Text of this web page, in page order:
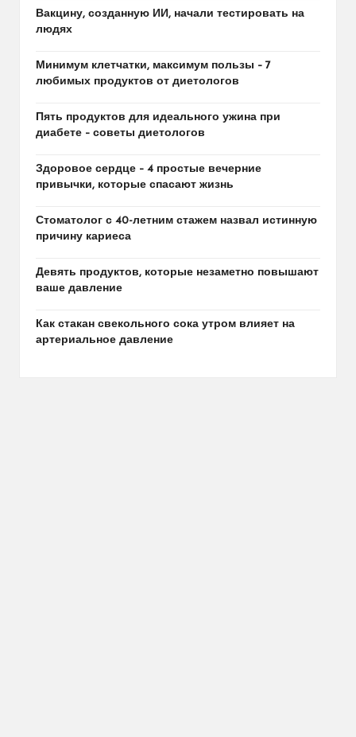
Вакцину, созданную ИИ, начали тестировать на
людях
Минимум клетчатки, максимум пользы – 7
любимых продуктов от диетологов
Пять продуктов для идеального ужина при
диабете – советы диетологов
Здоровое сердце – 4 простые вечерние
привычки, которые спасают жизнь
Стоматолог с 40-летним стажем назвал истинную
причину кариеса
Девять продуктов, которые незаметно повышают
ваше давление
Как стакан свекольного сока утром влияет на
артериальное давление